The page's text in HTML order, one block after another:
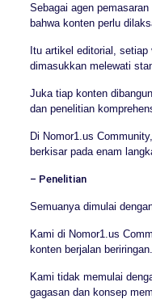
Sebagai agen
bahwa konten perlu
Itu artikel editorial,
dimasukkan melewati
Juka tiap konten
dan penelitian
Di Nomor1.us
berkisar pada enam
– Penelitian
Semuanya dimulai
Kami di Nomor1.us
konten berjalan beriringan.
Kami tidak memulai
gagasan dan konsep